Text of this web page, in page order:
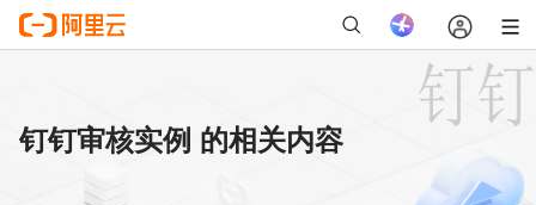
钉钉审核实例 的相关内容